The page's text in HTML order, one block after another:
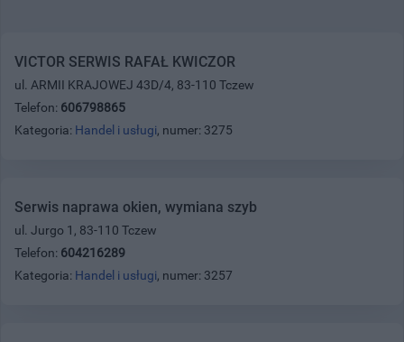
VICTOR SERWIS RAFAŁ KWICZOR
ul. ARMII KRAJOWEJ 43D/4, 83-110 Tczew
Telefon: 606798865
Kategoria: Handel i usługi, numer: 3275
Serwis naprawa okien, wymiana szyb
ul. Jurgo 1, 83-110 Tczew
Telefon: 604216289
Kategoria: Handel i usługi, numer: 3257